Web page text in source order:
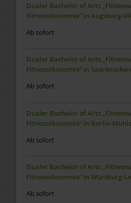
Dualer Bachelor of Arts
Fitnessökonomie“ in Augsburg-
Ab sofort
Dualer Bachelor of Arts
Fitnessökonomie“ in Saarbrücken
Ab sofort
Dualer Bachelor of Arts
Fitnessökonomie“ in Berlin-
Ab sofort
Dualer Bachelor of Arts
Fitnessökonomie“ in Würzburg-
Ab sofort